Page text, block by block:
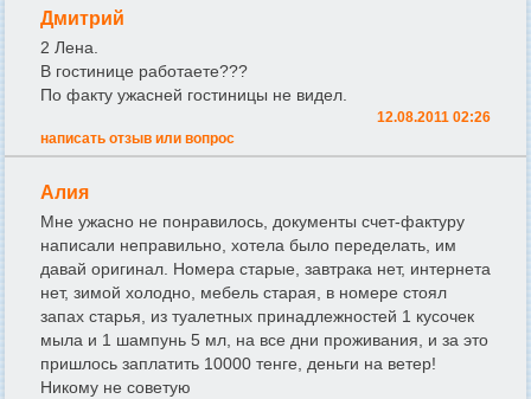
Дмитрий
2 Лена.
В гостинице работаете???
По факту ужасней гостиницы не видел.
12.08.2011 02:26
написать отзыв или вопрос
Алия
Мне ужасно не понравилось, документы счет-фактуру
написали неправильно, хотела было переделать, им
давай оригинал. Номера старые, завтрака нет, интернета
нет, зимой холодно, мебель старая, в номере стоял
запах старья, из туалетных принадлежностей 1 кусочек
мыла и 1 шампунь 5 мл, на все дни проживания, и за это
пришлось заплатить 10000 тенге, деньги на ветер!
Никому не советую